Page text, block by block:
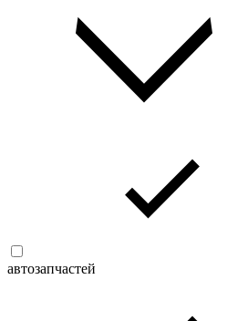
автозапчастей